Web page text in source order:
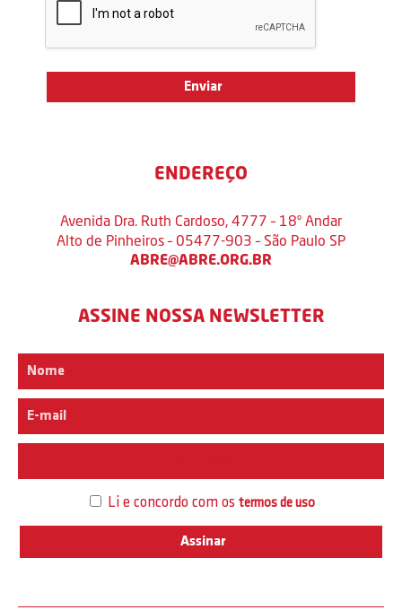
ENDEREÇO
Avenida Dra. Ruth Cardoso, 4777 – 18º Andar
Alto de Pinheiros – 05477-903 – São Paulo SP
ABRE@ABRE.ORG.BR
ASSINE NOSSA NEWSLETTER
Li e concordo com os termos de uso